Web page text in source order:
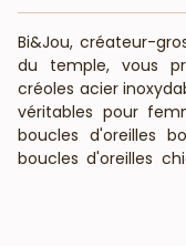
Bi&Jou, créateur-
du temple, vous
créoles acier
véritables pour
boucles d'oreilles
boucles d'oreilles
boucles d'oreilles